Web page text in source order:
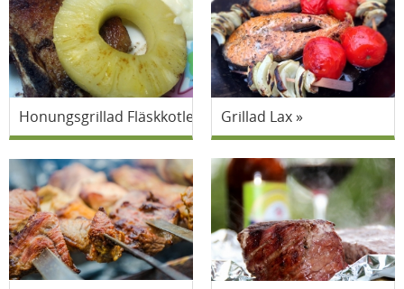
Honungsgrillad Fläskkotlett Grillad Lax